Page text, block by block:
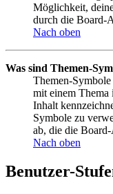
Möglichkeit,
durch die Board-
Nach oben
Was sind Themen-
Themen-
mit einem Thema
Inhalt
Symbole zu
ab, die die
Nach oben
Benutzer-